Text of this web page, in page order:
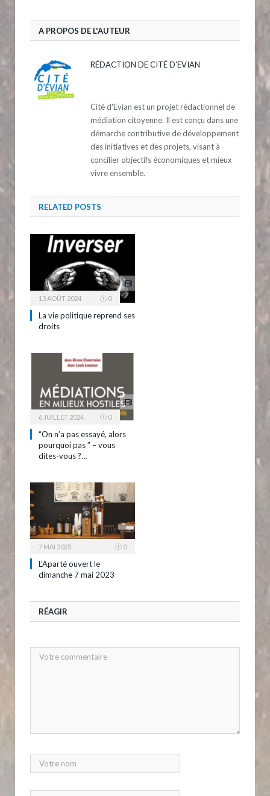
A PROPOS DE L'AUTEUR
RÉDACTION DE CITÉ D'EVIAN
Cité d'Evian est un projet rédactionnel de
médiation citoyenne. Il est conçu dans une
démarche contributive de développement
des initiatives et des projets, visant à
concilier objectifs économiques et mieux
vivre ensemble.
RELATED POSTS
13 AOÛT 2024 0
La vie politique reprend ses
droits
6 JUILLET 2024 0
“On n’a pas essayé, alors
pourquoi pas ” – vous
dites-vous ?…
7 MAI 2023 0
L’Aparté ouvert le
dimanche 7 mai 2023
RÉAGIR